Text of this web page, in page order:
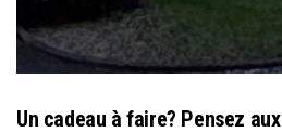
Un cadeau à faire? Pensez